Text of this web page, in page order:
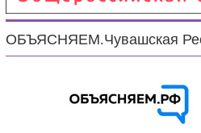
ОБЪЯСНЯЕМ.Чувашская